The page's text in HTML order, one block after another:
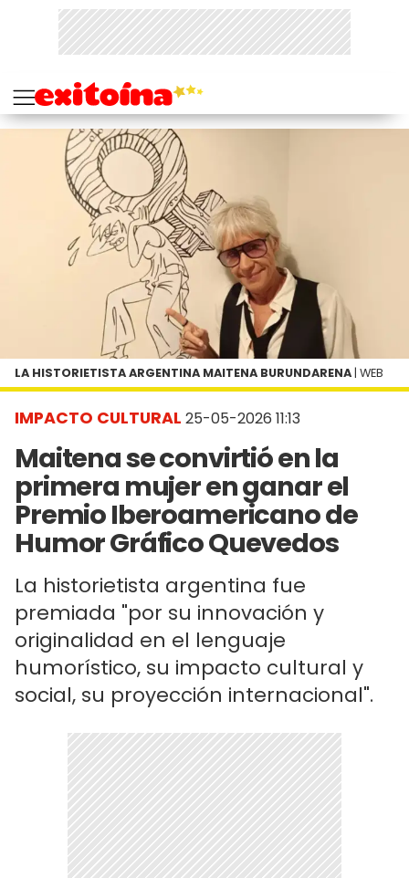
IMPACTO CULTURAL 25-05-2026 11:13
Maitena se convirtió en la
primera mujer en ganar el
Premio Iberoamericano de
Humor Gráfico Quevedos
La historietista argentina fue
premiada "por su innovación y
originalidad en el lenguaje
humorístico, su impacto cultural y
social, su proyección internacional".
LA HISTORIETISTA ARGENTINA MAITENA BURUNDARENA | WEB